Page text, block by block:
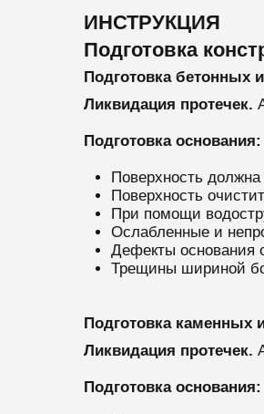
ИНСТРУКЦИЯ
Подготовка
Подготовка бетонных
Ликвидация протечек.
Подготовка основания:
Поверхность
Поверхность
При помощи
Ослабленные и
Дефекты основания
Трещины шириной
Подготовка каменных
Ликвидация протечек.
Подготовка основания: